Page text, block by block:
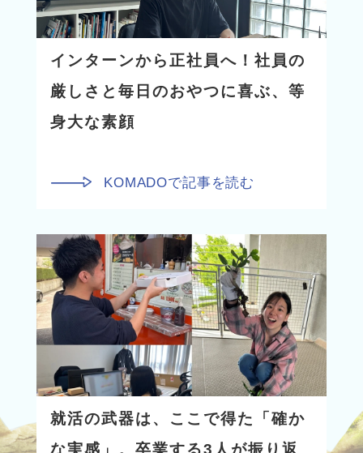
インターンから正社員へ！社員の
厳しさと毎日のおやつに喜ぶ、等
身大な素顔
KOMADOで記事を読む
就活の武器は、ここで得た「確か
な実感」。卒業する3人が振り返